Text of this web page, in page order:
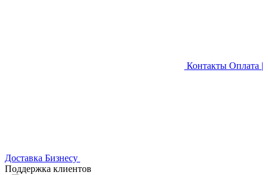
Контакты Оплата |
Доставка Бизнесу
Поддержка клиентов